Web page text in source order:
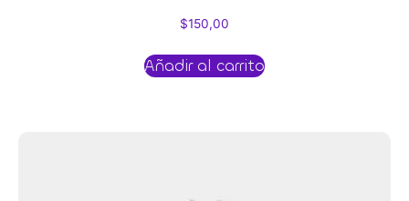
$150,00
Añadir al carrito